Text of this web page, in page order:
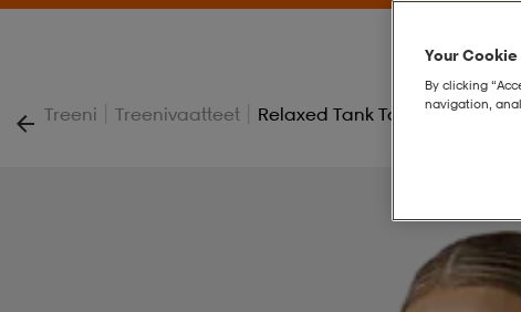
Treeni | Treenivaatteet | Relaxed Tank Top
Your
By clicking
navigation,